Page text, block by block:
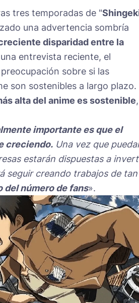
tres temporadas de "
una advertencia sombría
disparidad entre la
entrevista reciente, el
sobre si las
son sostenibles a largo plazo.
alta del anime es sostenible,
importante es que el
creciendo. Una vez que
estarán dispuestas a
seguir creando trabajos de tan
del número de fans».